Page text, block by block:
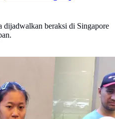
dijadwalkan beraksi di Singapore